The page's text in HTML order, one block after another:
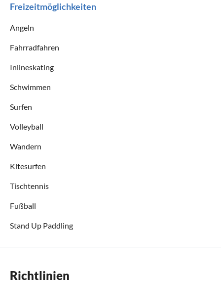
Freizeitmöglichkeiten
Angeln
Fahrradfahren
Inlineskating
Schwimmen
Surfen
Volleyball
Wandern
Kitesurfen
Tischtennis
Fußball
Stand Up Paddling
Richtlinien